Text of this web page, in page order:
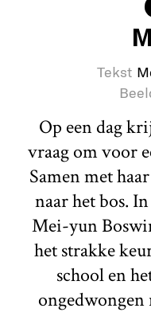
Tekst
Op een dag
vraag om voor
Samen met
naar het bos.
Mei-yun
het strakke
school en